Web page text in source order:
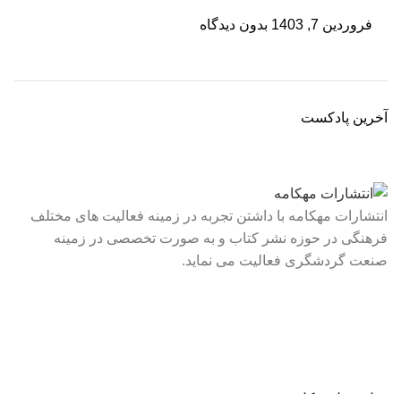
فروردین 7, 1403 بدون دیدگاه
آخرین پادکست
انتشارات مهکامه با داشتن تجربه در زمینه فعالیت های مختلف
فرهنگی در حوزه نشر کتاب و به صورت تخصصی در زمینه
صنعت گردشگری فعالیت می نماید.